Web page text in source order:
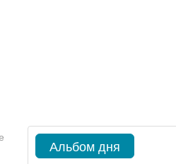
Альбом дня